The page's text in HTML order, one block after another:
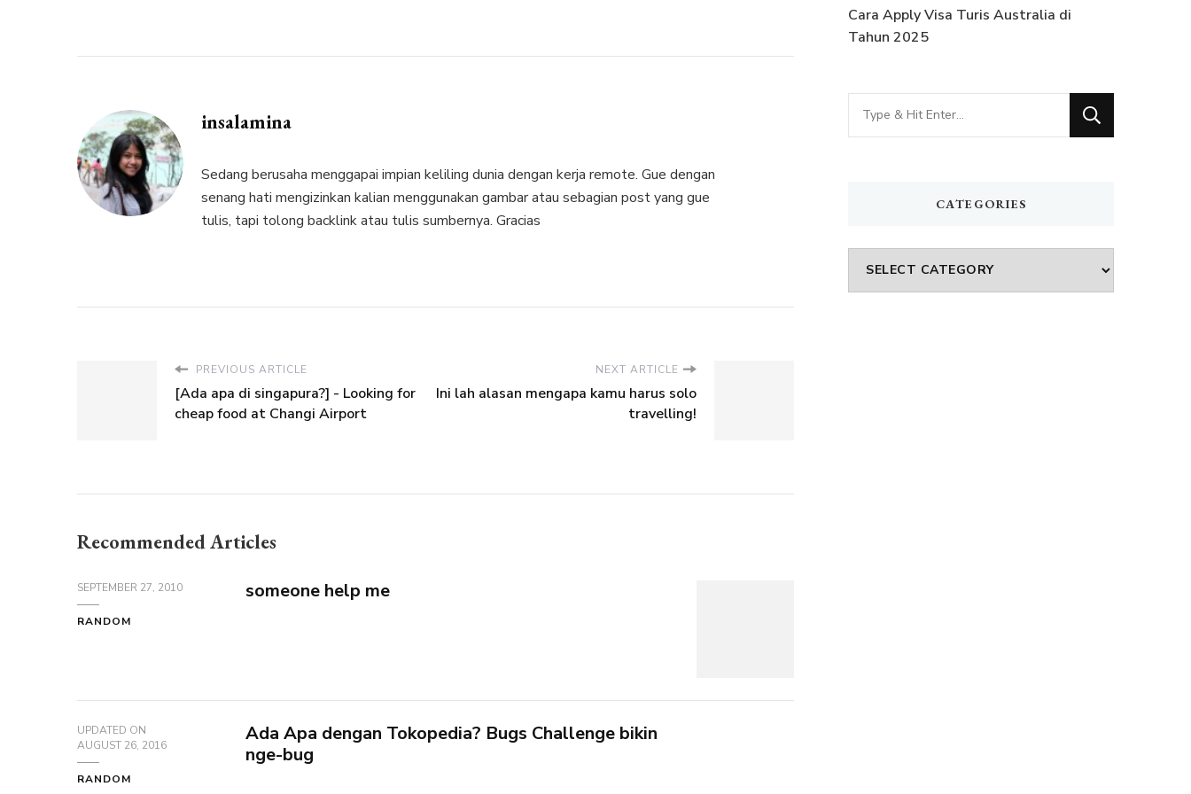
insalamina
Sedang berusaha menggapai impian keliling dunia dengan kerja remote. Gue dengan
senang hati mengizinkan kalian menggunakan gambar atau sebagian post yang gue
tulis, tapi tolong backlink atau tulis sumbernya. Gracias
PREVIOUS ARTICLE
[Ada apa di singapura?] - Looking for
cheap food at Changi Airport
NEXT ARTICLE
Ini lah alasan mengapa kamu harus solo
travelling!
Recommended Articles
SEPTEMBER 27, 2010
RANDOM
someone help me
UPDATED ON
AUGUST 26, 2016
RANDOM
Ada Apa dengan Tokopedia? Bugs Challenge bikin
nge-bug
Cara Apply Visa Turis Australia di
Tahun 2025
Looking
for
CATEGORIES
Categories